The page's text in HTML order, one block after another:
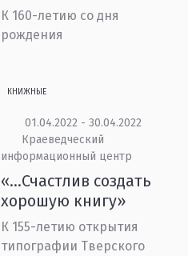
К 160-летию со дня
рождения
КНИЖНЫЕ
01.04.2022 - 30.04.2022
Краеведческий
информационный центр
«…Счастлив создать
хорошую книгу»
К 155-летию открытия
типографии Тверского